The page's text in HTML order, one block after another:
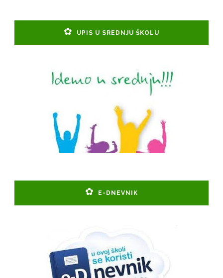
UPIS U SREDNJU ŠKOLU
E-DNEVNIK